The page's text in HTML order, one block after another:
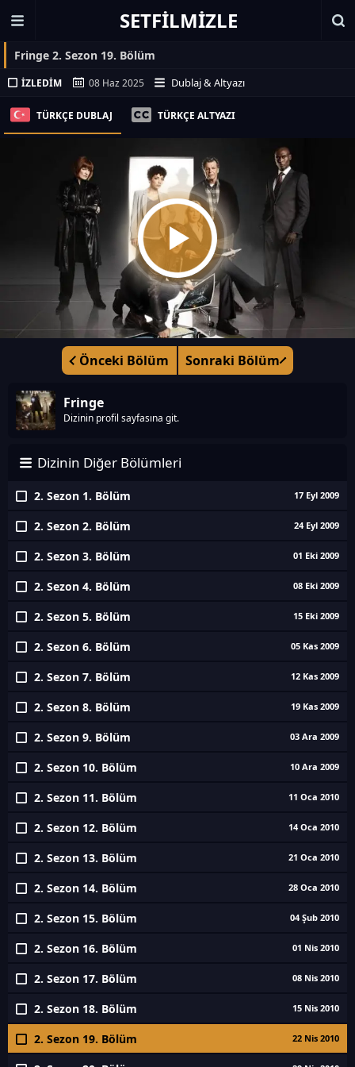
SETFILMIZLE
Fringe 2. Sezon 19. Bölüm
İZLEDIM 08 Haz 2025 Dublaj & Altyazı
TÜRKÇE DUBLAJ TÜRKÇE ALTYAZI
Önceki Bölüm Sonraki Bölüm
Fringe
Dizinin profil sayfasına git.
Dizinin Diğer Bölümleri
2. Sezon 1. Bölüm 17 Eyl 2009
2. Sezon 2. Bölüm 24 Eyl 2009
2. Sezon 3. Bölüm 01 Eki 2009
2. Sezon 4. Bölüm 08 Eki 2009
2. Sezon 5. Bölüm 15 Eki 2009
2. Sezon 6. Bölüm 05 Kas 2009
2. Sezon 7. Bölüm 12 Kas 2009
2. Sezon 8. Bölüm 19 Kas 2009
2. Sezon 9. Bölüm 03 Ara 2009
2. Sezon 10. Bölüm 10 Ara 2009
2. Sezon 11. Bölüm 11 Oca 2010
2. Sezon 12. Bölüm 14 Oca 2010
2. Sezon 13. Bölüm 21 Oca 2010
2. Sezon 14. Bölüm 28 Oca 2010
2. Sezon 15. Bölüm 04 Şub 2010
2. Sezon 16. Bölüm 01 Nis 2010
2. Sezon 17. Bölüm 08 Nis 2010
2. Sezon 18. Bölüm 15 Nis 2010
2. Sezon 19. Bölüm 22 Nis 2010